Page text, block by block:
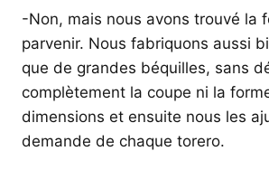
-Non, mais nous avons trouvé la
parvenir. Nous fabriquons aussi
que de grandes béquilles, sans
complètement la coupe ni la
dimensions et ensuite nous les
demande de chaque torero.